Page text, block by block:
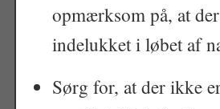
opmærksom på, at
indelukket i løbet af
Sørg for, at der ikke